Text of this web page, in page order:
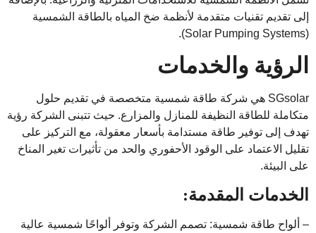
إلى تقديم تقنيات متقدمة لأنظمة ضخ المياه بالطاقة الشمسية
(Solar Pumping Systems).
الرؤية والخدمات
SGsolar هي شركة طاقة شمسية متخصصة في تقديم حلول
متكاملة للطاقة النظيفة للمنازل والمزارع. حيث تتبنى الشركة رؤية
تهدف إلى توفير طاقة مستدامة بأسعار معقولة، مع التركيز على
تقليل الاعتماد على الوقود الأحفوري والحد من تأثيرات تغير المناخ
على البيئة.
الخدمات المقدمة:
– ألواح طاقة شمسية: تصمم الشركة وتوفر ألواحًا شمسية عالية